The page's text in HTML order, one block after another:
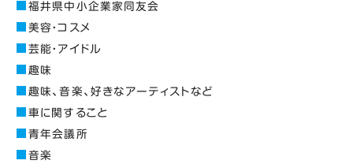
福井県中小企業家同友会
美容・コスメ
芸能・アイドル
趣味
趣味、音楽、好きなアーティストなど
車に関すること
青年会議所
音楽